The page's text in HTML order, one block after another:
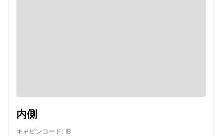
内側
キャビンコード: IB